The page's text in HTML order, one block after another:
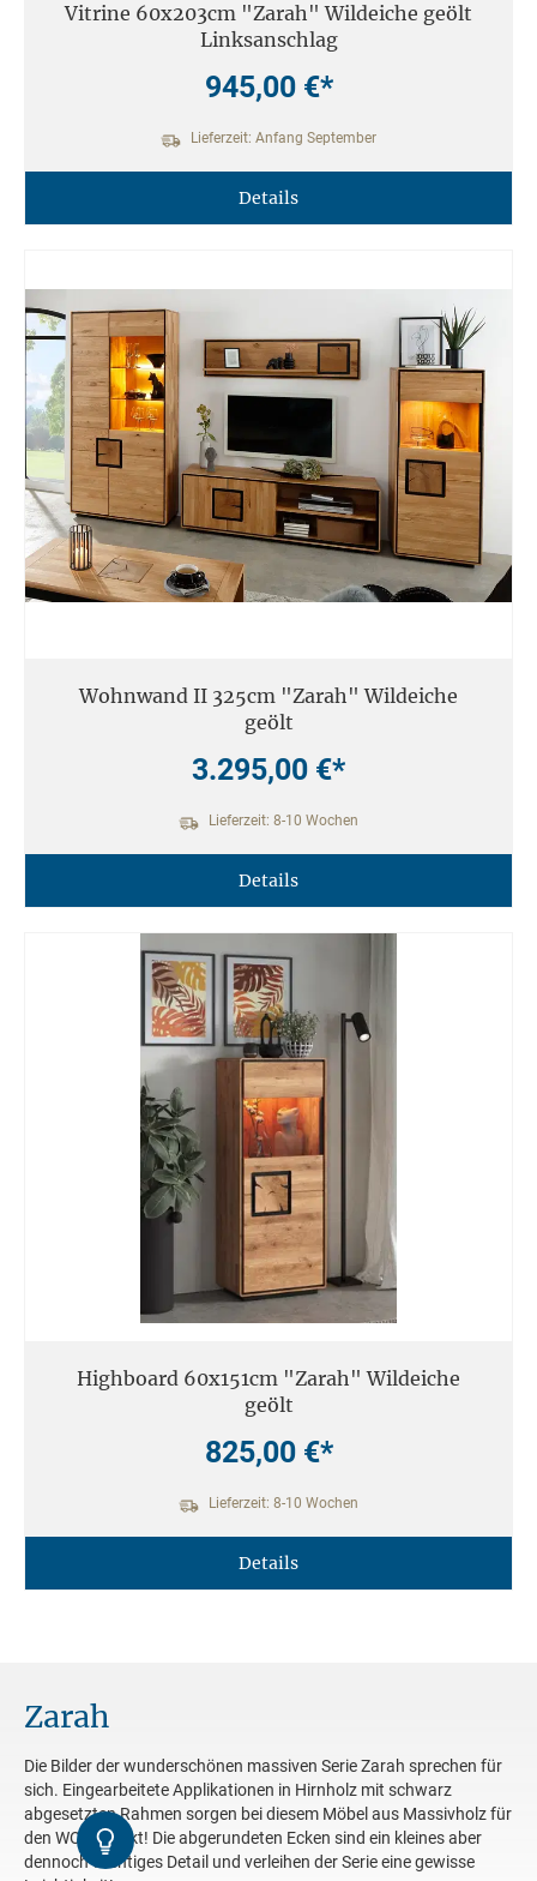
Vitrine 60x203cm "Zarah" Wildeiche geölt
Linksanschlag
945,00 €*
Lieferzeit: Anfang September
Details
Wohnwand II 325cm "Zarah" Wildeiche
geölt
3.295,00 €*
Lieferzeit: 8-10 Wochen
Details
Highboard 60x151cm "Zarah" Wildeiche
geölt
825,00 €*
Lieferzeit: 8-10 Wochen
Details
Zarah
Die Bilder der wunderschönen massiven Serie Zarah sprechen für
sich. Eingearbeitete Applikationen in Hirnholz mit schwarz
abgesetzten Rahmen sorgen bei diesem Möbel aus Massivholz für
den WOW Effekt! Die abgerundeten Ecken sind ein kleines aber
dennoch wichtiges Detail und verleihen der Serie eine gewisse
Kontrast